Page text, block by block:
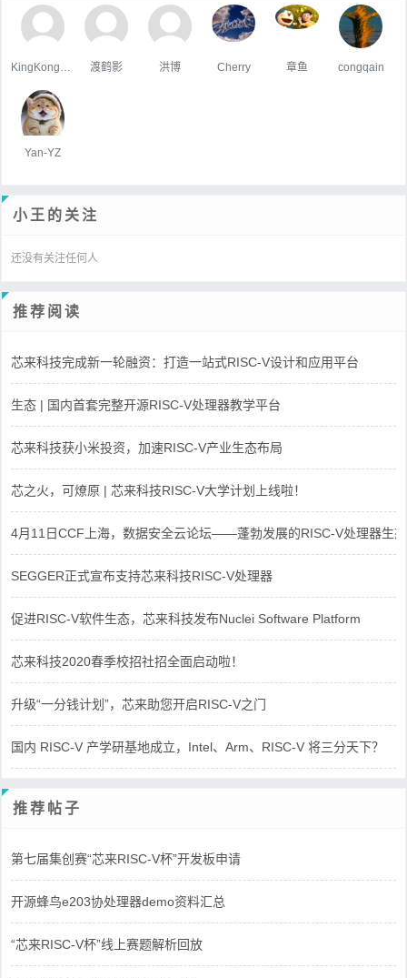
渡鹤影 洪博 Cherry 章鱼 congqain
Yan-YZ
小王的关注
还没有关注任何人
推荐阅读
芯来科技完成新一轮融资：打造一站式RISC-V设计和应用平台
生态 | 国内首套完整开源RISC-V处理器教学平台
芯来科技获小米投资，加速RISC-V产业生态布局
芯之火，可燎原 | 芯来科技RISC-V大学计划上线啦！
4月11日CCF上海，数据安全云论坛——蓬勃发展的RISC-V处理器生态
SEGGER正式宣布支持芯来科技RISC-V处理器
促进RISC-V软件生态，芯来科技发布Nuclei Software Platform
芯来科技2020春季校招社招全面启动啦！
升级“一分钱计划”，芯来助您开启RISC-V之门
国内 RISC-V 产学研基地成立，Intel、Arm、RISC-V 将三分天下？
推荐帖子
第七届集创赛“芯来RISC-V杯”开发板申请
开源蜂鸟e203协处理器demo资料汇总
“芯来RISC-V杯”线上赛题解析回放